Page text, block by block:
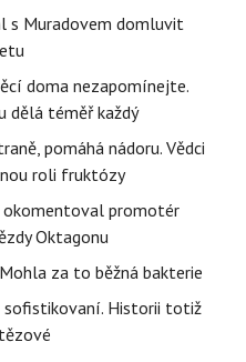
s Muradovem domluvit
doma nezapomínejte.
dělá téměř každý
pomáhá nádoru. Vědci
roli fruktózy
okomentoval promotér
Oktagonu
za to běžná bakterie
sofistikovaní. Historii totiž